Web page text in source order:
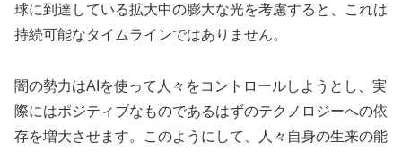
球に到達している拡大中の膨大な光を考慮すると、これは
持続可能なタイムラインではありません。
闇の勢力はAIを使って人々をコントロールしようとし、実
際にはポジティブなものであるはずのテクノロジーへの依
存を増大させます。このようにして、人々自身の生来の能